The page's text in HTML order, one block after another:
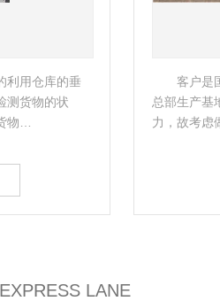
的著名的制冷设备制造商，滁州作为
要缓解生产需要及货物存放的压
批镀锌料箱。…
LANE